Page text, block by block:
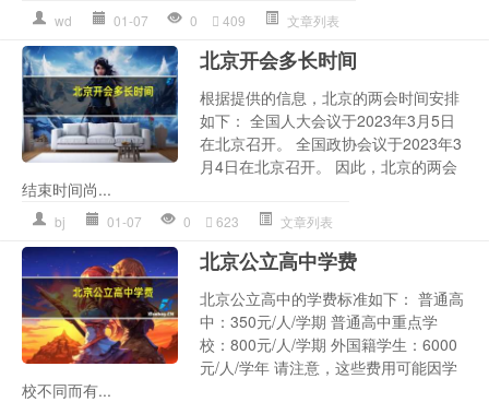
wd 01-07 0 409 文章列表
北京开会多长时间
根据提供的信息，北京的两会时间安排
如下： 全国人大会议于2023年3月5日
在北京召开。 全国政协会议于2023年3
月4日在北京召开。 因此，北京的两会
结束时间尚...
bj 01-07 0 623 文章列表
北京公立高中学费
北京公立高中的学费标准如下： 普通高
中：350元/人/学期 普通高中重点学
校：800元/人/学期 外国籍学生：6000
元/人/学年 请注意，这些费用可能因学
校不同而有...